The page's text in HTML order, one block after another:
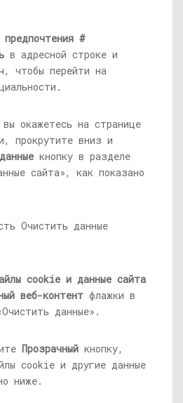
#
в адресной строке и
чтобы перейти на
окажетесь на странице
прокрутите вниз и
кнопку в разделе
сайта», как показано
cookie и данные сайта
веб-контент флажки в
данные».
Прозрачный кнопку,
cookie и другие данные
ниже.